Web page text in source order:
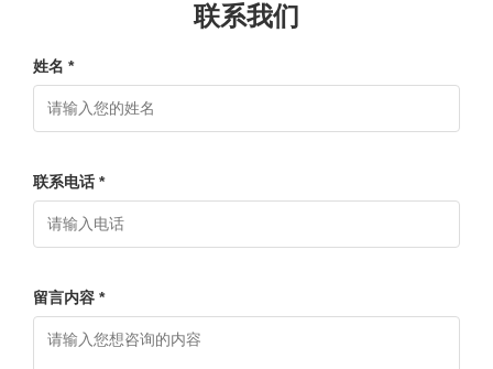
联系我们
姓名 *
联系电话 *
留言内容 *